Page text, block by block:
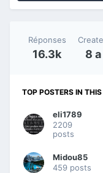
Réponses
16.3k 8 a
TOP POSTERS IN
eli1789
2209
posts
Midou85
459 posts